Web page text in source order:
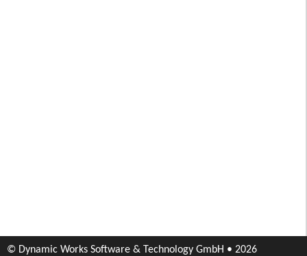
© Dynamic Works Software & Technology GmbH • 2026